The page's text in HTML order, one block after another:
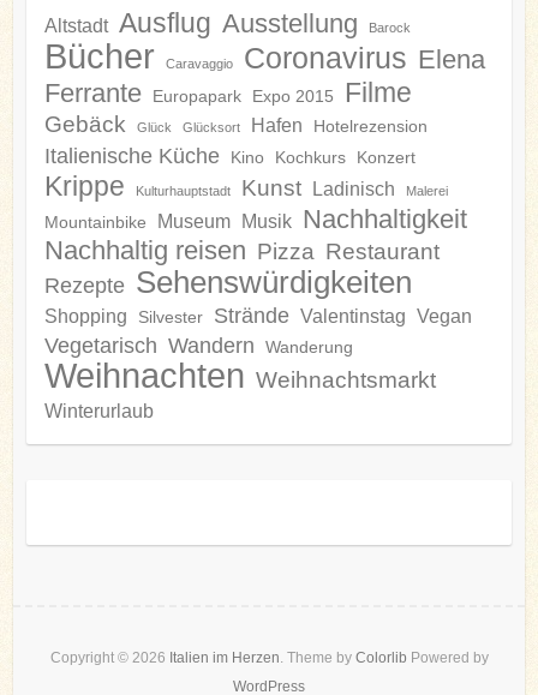
Altstadt Ausflug Ausstellung Barock
Bücher Caravaggio Coronavirus Elena
Ferrante
Europapark Expo 2015 Filme
Gebäck Glück Glücksort Hafen Hotelrezension
Italienische Küche Kino Kochkurs Konzert
Krippe Kulturhauptstadt Kunst Ladinisch Malerei
Mountainbike Museum Musik Nachhaltigkeit
Nachhaltig reisen Pizza Restaurant
Rezepte Sehenswürdigkeiten
Shopping Silvester Strände Valentinstag Vegan
Vegetarisch Wandern Wanderung
Weihnachten Weihnachtsmarkt
Winterurlaub
Copyright © 2026 Italien im Herzen. Theme by Colorlib Powered by
WordPress